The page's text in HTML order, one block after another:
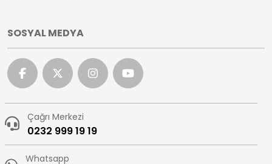
SOSYAL MEDYA
Çağrı Merkezi
0232 999 19 19
Whatsapp